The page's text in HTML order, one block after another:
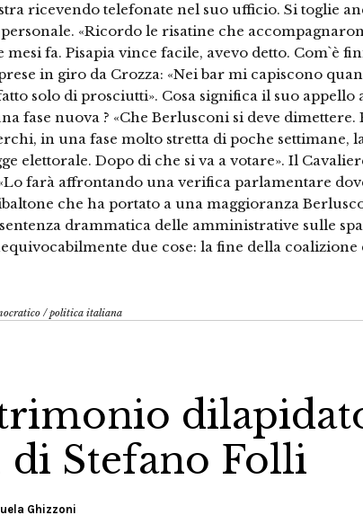
ricevendo telefonate nel suo ufficio. Si toglie
«Ricordo le risatine che
fa. Pisapia vince facile, avevo detto. Com`è
in giro da Crozza: «Nei bar mi capiscono
solo di prosciutti». Cosa significa il suo
fase nuova ? «Che Berlusconi si deve dimettere.
in una fase molto stretta di poche settimane,
elettorale. Dopo di che si va a votare». Il
farà affrontando una verifica parlamentare
che ha portato a una maggioranza
drammatica delle amministrative sulle
due cose: la fine della coalizione
/politica italiana
Stefano Folli
Ghizzoni